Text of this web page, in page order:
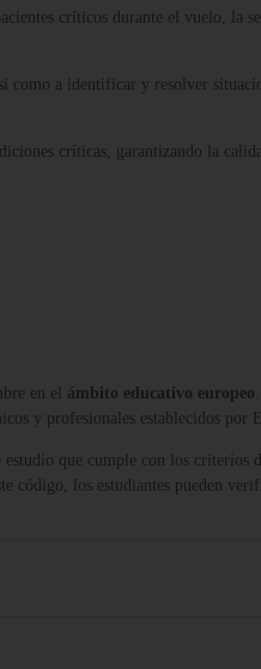
críticos durante el vuelo, la
como a identificar y resolver
críticas, garantizando la
en el ámbito educativo europeo
y profesionales establecidos por
que cumple con los criterios
código, los estudiantes pueden